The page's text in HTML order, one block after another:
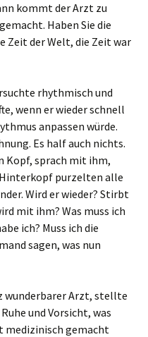
kommt der Arzt zu
Haben Sie die
Zeit der Welt, die Zeit war
rhythmisch und
wenn er wieder schnell
anpassen würde.
Es half auch nichts.
Kopf, sprach mit ihm,
purzelten alle
Wird er wieder? Stirbt
mit ihm? Was muss ich
ich? Muss ich die
sagen, was nun
wunderbarer Arzt, stellte
und Vorsicht, was
medizinisch gemacht